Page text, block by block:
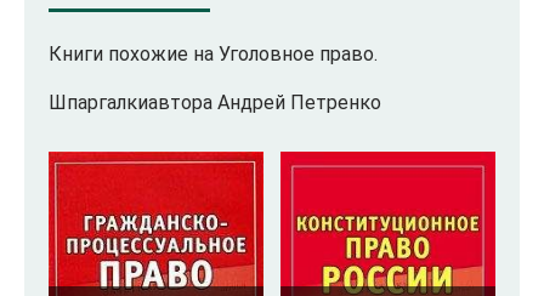
Книги похожие на Уголовное право.
Шпаргалкиавтора Андрей Петренко